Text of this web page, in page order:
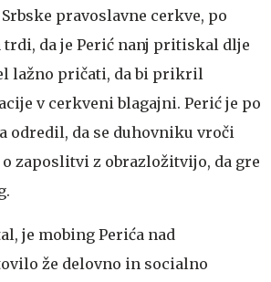
pravoslavne cerkve, po
da je Perić nanj pritiskal dlje
lažno pričati, da bi prikril
v cerkveni blagajni. Perić je po
odredil, da se duhovniku vroči
o zaposlitvi z obrazložitvijo, da gre
je mobing Perića nad
že delovno in socialno